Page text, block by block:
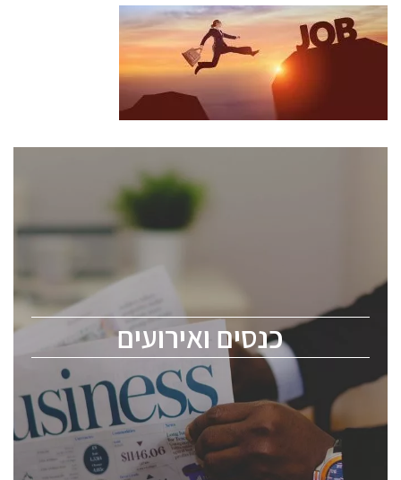
כנסים ואירועים
כנסים ואירועים
לכל העוסקים בתעשיית הסמיקונדקטור כולל מהנדסים,
ChipEx2026 will be held on May 12-13, 2026. The
conference is intended for everyone involved in the
semiconductor industry, including engineers,
professional experts, and senior executives.